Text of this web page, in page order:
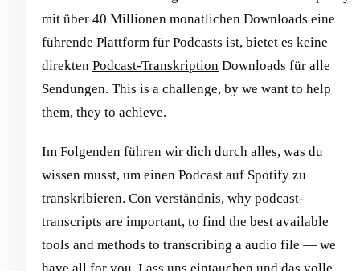
mit über 40 Millionen monatlichen Downloads eine
führende Plattform für Podcasts ist, bietet es keine
direkten Podcast-Transkription Downloads für alle
Sendungen. This is a challenge, by we want to help
them, they to achieve.
Im Folgenden führen wir dich durch alles, was du
wissen musst, um einen Podcast auf Spotify zu
transkribieren. Con verständnis, why podcast-
transcripts are important, to find the best available
tools and methods to transcribing a audio file — we